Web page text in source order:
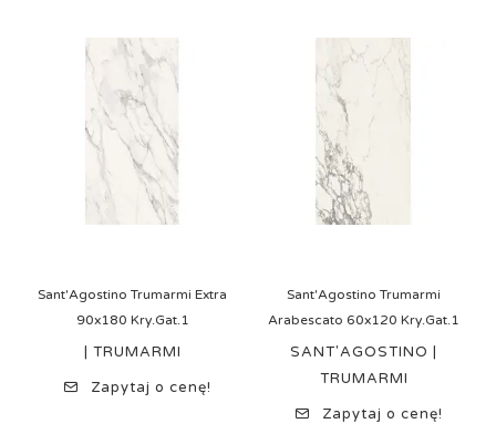
Sant'Agostino Trumarmi Extra
90x180 Kry.Gat.1
| TRUMARMI
Zapytaj o cenę!
Sant'Agostino Trumarmi
Arabescato 60x120 Kry.Gat.1
SANT'AGOSTINO |
TRUMARMI
Zapytaj o cenę!